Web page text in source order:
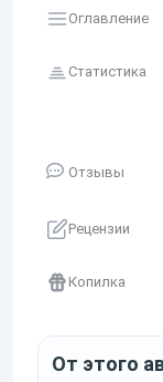
Оглавление
Статистика
Отзывы
Рецензии
Копилка
От этого